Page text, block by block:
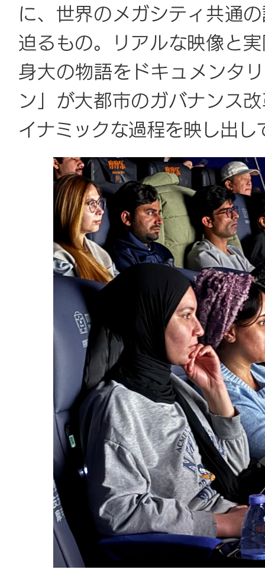
に、世界のメガシティ共通
迫るもの。リアルな映像と
身大の物語をドキュメンタ
ン」が大都市のガバナンス
イナミックな過程を映し出し